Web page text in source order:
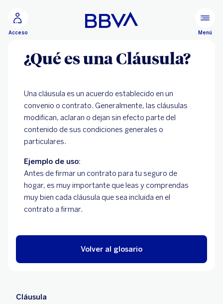
Acceso Menú
¿Qué es una Cláusula?
Una cláusula es un acuerdo establecido en un
convenio o contrato. Generalmente, las cláusulas
modifican, aclaran o dejan sin efecto parte del
contenido de sus condiciones generales o
particulares.
Ejemplo de uso:
Antes de firmar un contrato para tu seguro de
hogar, es muy importante que leas y comprendas
muy bien cada cláusula que sea incluida en el
contrato a firmar.
Volver al glosario
Cláusula